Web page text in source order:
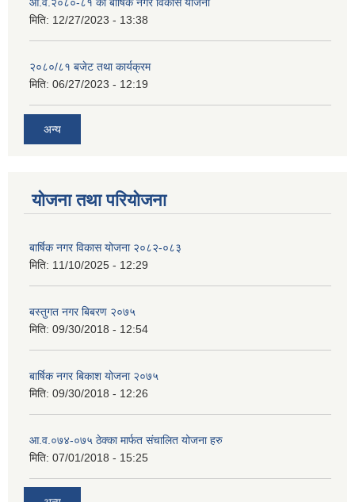
आ.व.२०८०-८१ को बार्षिक नगर विकास योजना
मिति: 12/27/2023 - 13:38
२०८०/८१ बजेट तथा कार्यक्रम
मिति: 06/27/2023 - 12:19
अन्य
योजना तथा परियोजना
बार्षिक नगर विकास योजना २०८२-०८३
मिति: 11/10/2025 - 12:29
बस्तुगत नगर बिबरण २०७५
मिति: 09/30/2018 - 12:54
बार्षिक नगर बिकाश योजना २०७५
मिति: 09/30/2018 - 12:26
आ.व.०७४-०७५ ठेक्का मार्फत संचालित योजना हरु
मिति: 07/01/2018 - 15:25